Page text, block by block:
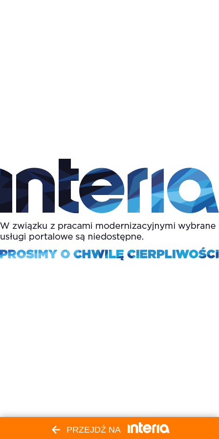
PRZEJDŹ NA